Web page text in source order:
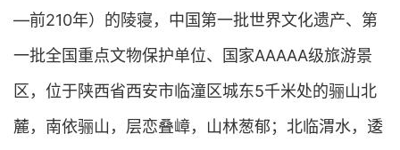
—前210年）的陵寝，中国第一批世界文化遗产、第
一批全国重点文物保护单位、国家AAAAA级旅游景
区，位于陕西省西安市临潼区城东5千米处的骊山北
麓，南依骊山，层恋叠嶂，山林葱郁；北临渭水，逶